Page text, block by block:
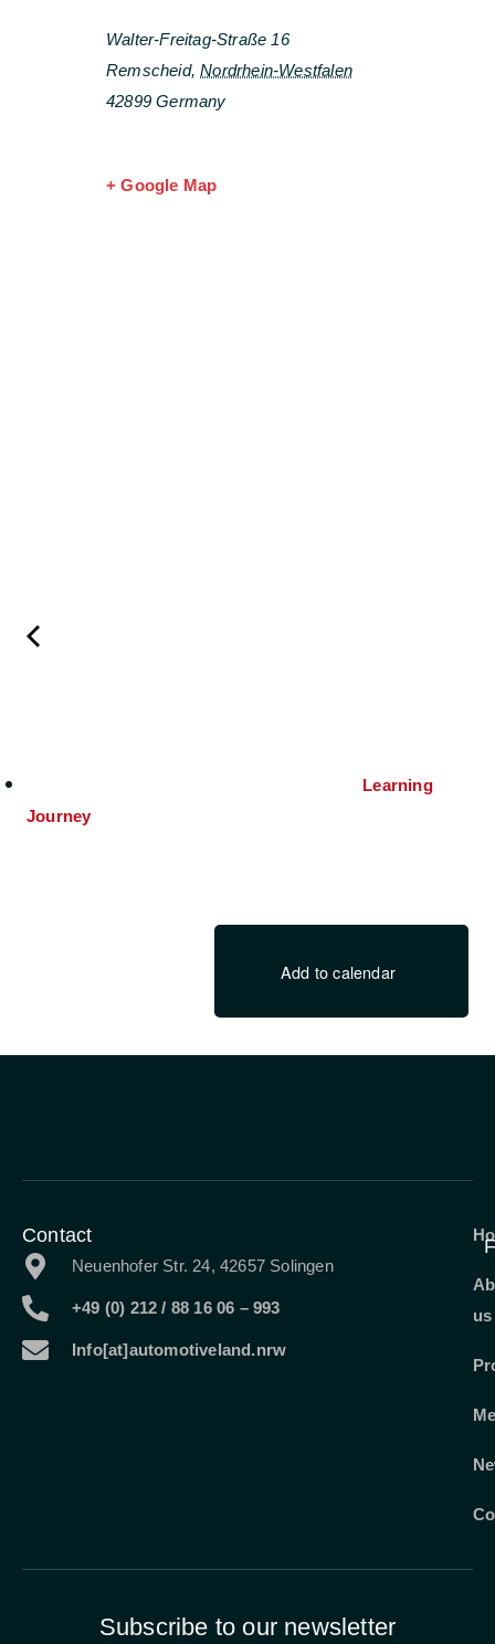
Walter-Freitag-Straße 16
Remscheid, Nordrhein-Westfalen
42899 Germany
+ Google Map
Learning
Journey
Add to calendar
Contact
Neuenhofer Str. 24, 42657 Solingen
+49 (0) 212 / 88 16 06 – 993
Info[at]automotiveland.nrw
us
Subscribe to our newsletter